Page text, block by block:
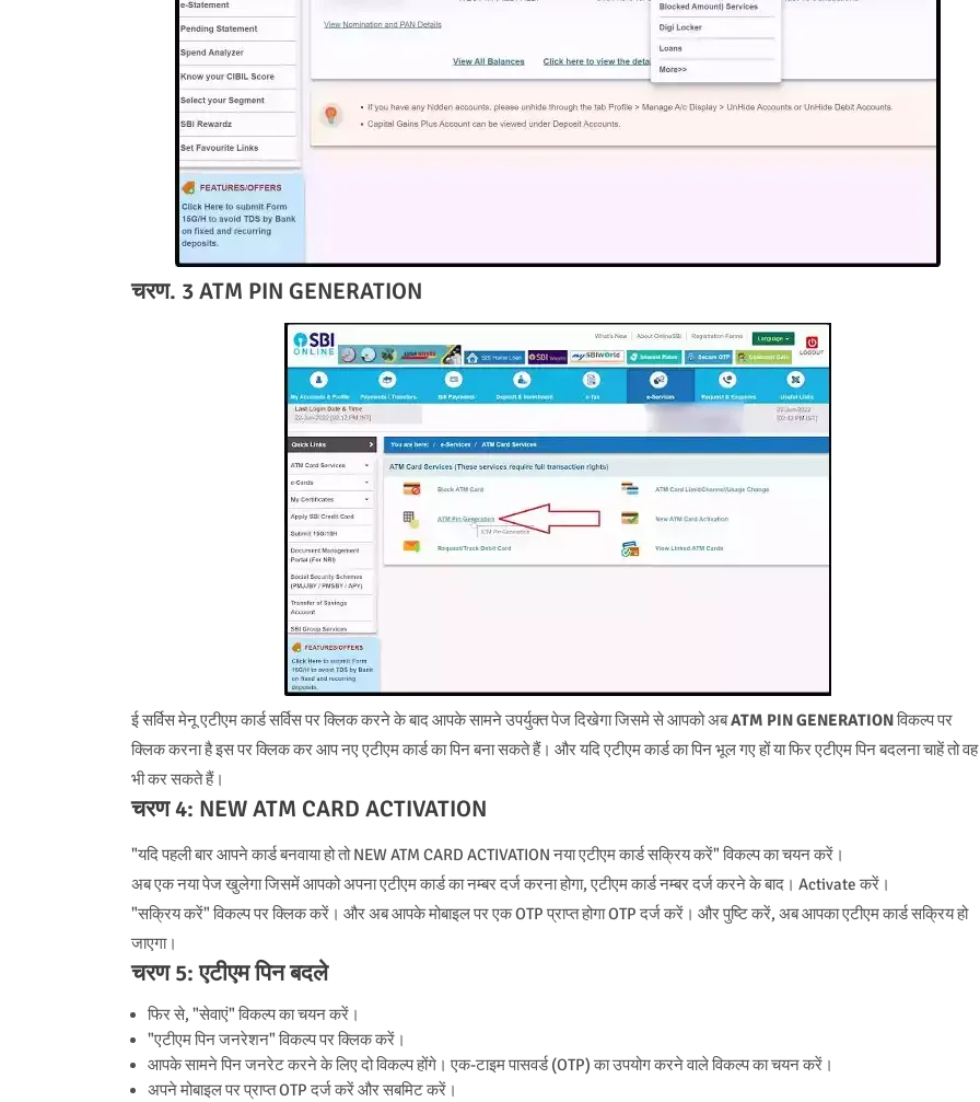
चरण. 3 ATM PIN GENERATION
ई सर्विस मेनू एटीएम कार्ड सर्विस पर क्लिक करने के बाद आपके सामने उपर्युक्त पेज दिखेगा जिसमे से आपको अबATM PIN GENERATIONविकल्प पर
क्लिक करना है इस पर क्लिक कर आप नए एटीएम कार्ड का पिन बना सकते हैं। और यदि एटीएम कार्ड का पिन भूल गए हों या फिर एटीएम पिन बदलना चाहें तो वह
भी कर सकते हैं।
चरण 4: NEW ATM CARD ACTIVATION
"यदि पहली बार आपने कार्ड बनवाया हो तो NEW ATM CARD ACTIVATION नया एटीएम कार्ड सक्रिय करें" विकल्प का चयन करें।
अब एक नया पेज खुलेगा जिसमें आपको अपना एटीएम कार्ड का नम्बर दर्ज करना होगा, एटीएम कार्ड नम्बर दर्ज करने के बाद। Activate करें।
"सक्रिय करें" विकल्प पर क्लिक करें। और अब आपके मोबाइल पर एक OTP प्राप्त होगा OTP दर्ज करें। और पुष्टि करें, अब आपका एटीएम कार्ड सक्रिय हो
जाएगा।
चरण 5: एटीएम पिन बदले
फिर से, "सेवाएं" विकल्प का चयन करें।
"एटीएम पिन जनरेशन" विकल्प पर क्लिक करें।
आपके सामने पिन जनरेट करने के लिए दो विकल्प होंगे। एक-टाइम पासवर्ड (OTP) का उपयोग करने वाले विकल्प का चयन करें।
अपने मोबाइल पर प्राप्त OTP दर्ज करें और सबमिट करें।